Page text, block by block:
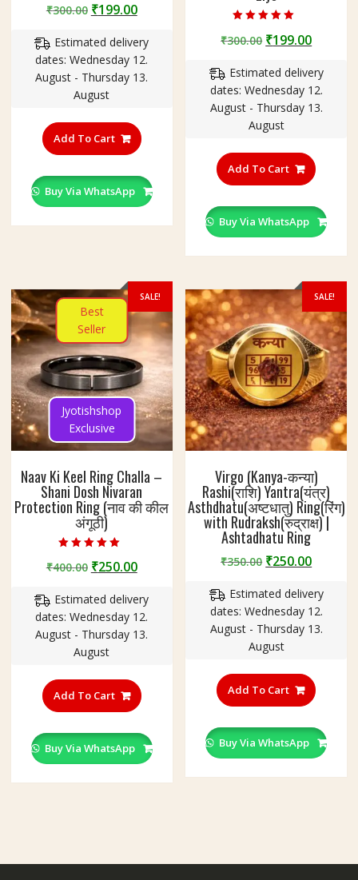
4.75
out of 5
₹300.00 Original
was:
₹300.00.
₹199.00Current
is:
₹199.00.
Estimated delivery
dates: Wednesday 12.
August - Thursday 13.
August
Add To Cart
product
multiple
variants.
The
options
chosen
on
the
product
page
Buy Via WhatsApp
5.00
out of 5
₹300.00 Original
was:
₹300.00.
₹199.00
is:
Estimated delivery
dates: Wednesday 12.
August - Thursday 13.
August
Add To Cart
product
multiple
variants.
The
options
be
chosen
on
the
product
page
Buy Via WhatsApp
Best
Seller
Jyotishshop
Exclusive
SALE!
Naav Ki Keel Ring Challa –
Shani Dosh Nivaran
Protection Ring (नाव की कील
अंगूठी)
5.00
out of 5
₹400.00 Original
was:
₹400.00.
₹250.00Current
is:
₹250.00.
Estimated delivery
dates: Wednesday 12.
August - Thursday 13.
August
Add To Cart
product
multiple
variants.
The
options
Buy Via WhatsApp
SALE!
Virgo (Kanya-कन्या)
Rashi(राशि) Yantra(यंत्र)
Asthdhatu(अष्टधातु) Ring(रिंग)
with Rudraksh(रुद्राक्ष) |
Ashtadhatu Ring
₹350.00 Original
was:
₹350.00.
₹250.00
is:
Estimated delivery
dates: Wednesday 12.
August - Thursday 13.
August
Add To Cart
product
variants.
The
options
the
Buy Via WhatsApp